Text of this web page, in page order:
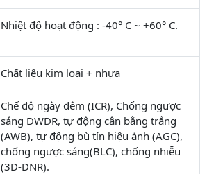
Nhiệt độ hoạt động : -40° C ~ +60° C.
Chất liệu kim loại + nhựa
Chế độ ngày đêm (ICR), Chống ngược
sáng DWDR, tự động cân bằng trắng
(AWB), tự động bù tín hiệu ảnh (AGC),
chống ngược sáng(BLC), chống nhiễu
(3D-DNR).